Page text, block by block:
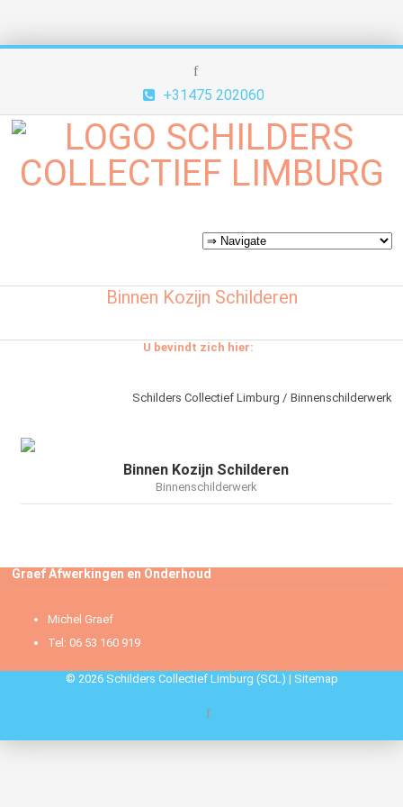
+31475 202060
Binnen Kozijn Schilderen
U bevindt zich hier:
Schilders Collectief Limburg Binnenschilderwerk
Binnen Kozijn Schilderen
Binnenschilderwerk
Graef Afwerkingen en Onderhoud
Michel Graef
Tel: 06 53 160 919
© 2026 Schilders Collectief Limburg (SCL) | Sitemap